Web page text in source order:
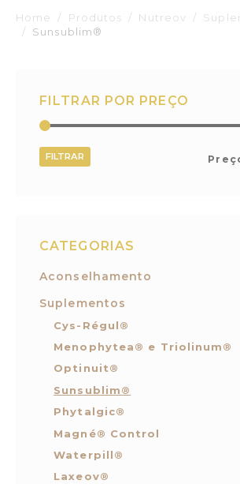
Home Produtos Nutreov
Sunsublim®
FILTRAR POR PREÇO
FILTRAR
CATEGORIAS
Aconselhamento
Suplementos
Cys-Régul®
Menophytea® e Triolinum®
Optinuit®
Sunsublim®
Phytalgic®
Magné® Control
Waterpill®
Laxeov®